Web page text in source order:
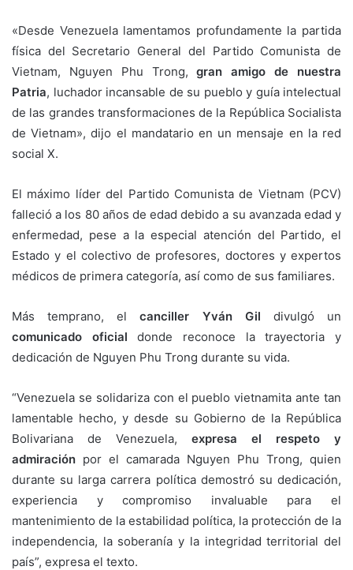
«Desde Venezuela lamentamos profundamente la partida
física del Secretario General del Partido Comunista de
Vietnam, Nguyen Phu Trong,gran amigo de nuestra
Patria, luchador incansable de su pueblo y guía intelectual
de las grandes transformaciones de la República Socialista
de Vietnam», dijo el mandatario en un mensaje en la red
social X.
El máximo líder del Partido Comunista de Vietnam (PCV)
falleció a los 80 años de edad debido a su avanzada edad y
enfermedad, pese a la especial atención del Partido, el
Estado y el colectivo de profesores, doctores y expertos
médicos de primera categoría, así como de sus familiares.
Más temprano, elcanciller Yván Gil divulgó un
comunicado oficial donde reconoce la trayectoria y
dedicación de Nguyen Phu Trong durante su vida.
“Venezuela se solidariza con el pueblo vietnamita ante tan
lamentable hecho, y desde su Gobierno de la República
Bolivariana de Venezuela, expresa el respeto y
admiración por el camarada Nguyen Phu Trong, quien
durante su larga carrera política demostró su dedicación,
experiencia y compromiso invaluable para el
mantenimiento de la estabilidad política, la protección de la
independencia, la soberanía y la integridad territorial del
país”, expresa el texto.